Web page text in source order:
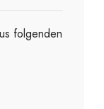
folgenden